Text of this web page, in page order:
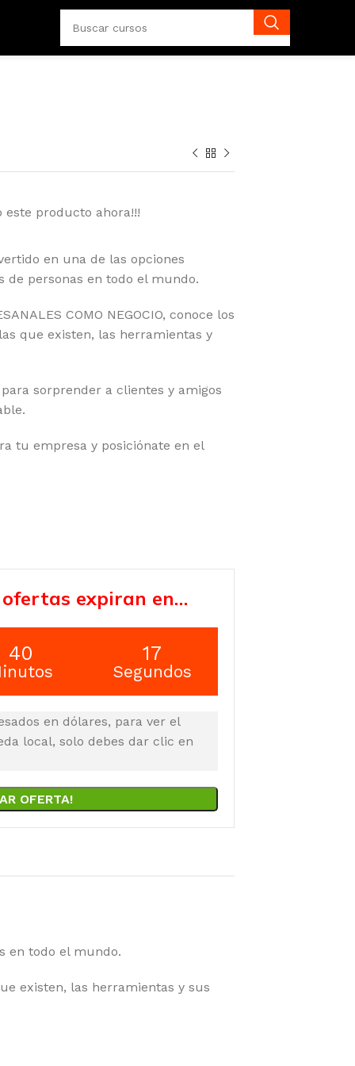
este producto ahora!!!
en una de las opciones
personas en todo el mundo.
COMO NEGOCIO, conoce los
que existen, las herramientas y
sorprender a clientes y amigos
tu empresa y posiciónate en el
expiran en…
40 16
Segundos
en dólares, para ver el
local, solo debes dar clic en
OFERTA!
en todo el mundo.
existen, las herramientas y sus